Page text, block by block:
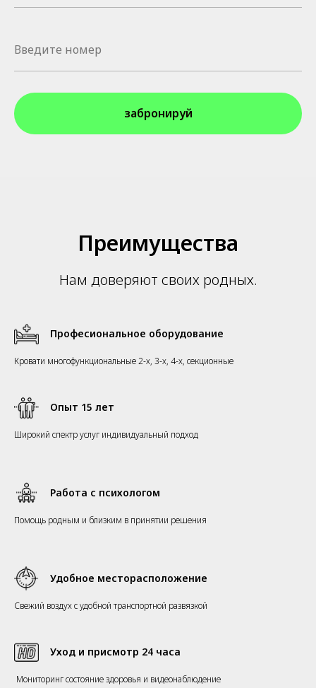
забронируй
Преимущества
Нам доверяют своих родных.
Професиональное оборудование
Кровати многофункциональные 2-х, 3-х, 4-х, секционные
Опыт 15 лет
Широкий спектр услуг индивидуальный подход
Работа с психологом
Помощь родным и близким в принятии решения
Удобное месторасположение
Свежий воздух с удобной транспортной развязкой
Уход и присмотр 24 часа
Мониторинг состояние здоровья и видеонаблюдение